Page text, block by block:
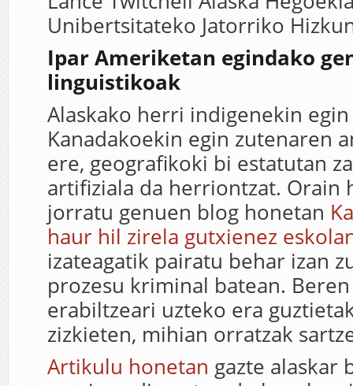
Unibertsitateko Jatorriko
Ipar Ameriketan egindako
linguistikoak
Alaskako herri indigenekin
Kanadakoekin egin zutenaren
ere, geografikoki bi estatutan
artifiziala da herriontzat. Orain
jorratu genuen blog honetan
haur hil zirela gutxienez
izateagatik pairatu behar izan
prozesu kriminal batean.
erabiltzeari uzteko era
zizkieten, mihian orratzak
Artikulu honetan gazte alaskar